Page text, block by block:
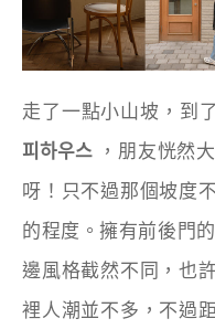
走了一點小山坡，到了
피하우스
，朋友恍然
呀！只不過那個坡度
的程度。擁有前後門
邊風格截然不同，也
裡人潮並不多，不過